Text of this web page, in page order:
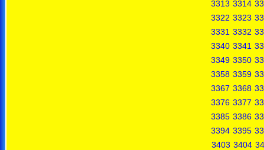
3313 3314
3322 3323
3331 3332
3340 3341
3349 3350
3358 3359
3367 3368
3376 3377
3385 3386
3394 3395
3403 3404